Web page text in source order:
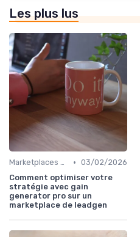
Les plus lus
Marketplaces de leadgen • 03/02/2026
Comment optimiser votre
stratégie avec gain
generator pro sur un
marketplace de leadgen